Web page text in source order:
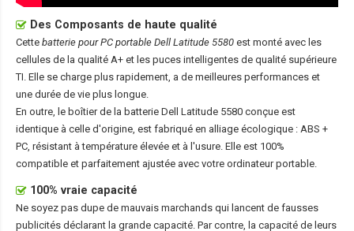
Des Composants de haute qualité
Cette batterie pour PC portable Dell Latitude 5580 est monté avec les
cellules de la qualité A+ et les puces intelligentes de qualité supérieure
TI. Elle se charge plus rapidement, a de meilleures performances et
une durée de vie plus longue.
En outre, le boîtier de la batterie Dell Latitude 5580 conçue est
identique à celle d'origine, est fabriqué en alliage écologique : ABS +
PC, résistant à température élevée et à l'usure. Elle est 100%
compatible et parfaitement ajustée avec votre ordinateur portable.
100% vraie capacité
Ne soyez pas dupe de mauvais marchands qui lancent de fausses
publicités déclarant la grande capacité. Par contre, la capacité de leurs